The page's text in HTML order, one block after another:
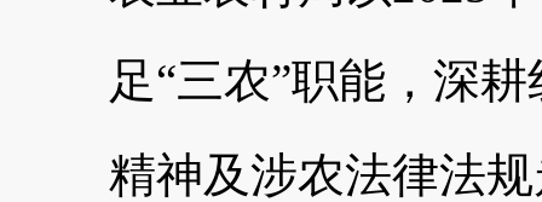
足“三农”职能，深
精神及涉农法律法